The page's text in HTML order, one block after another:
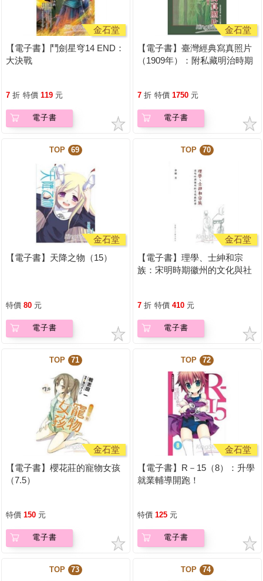
金石堂
【電子書】鬥劍星穹14 END：
大決戰
7 折 特價 119 元
電子書
金石堂
【電子書】臺灣經典寫真照片
（1909年）：附私藏明治時期
7 折 特價 1750 元
電子書
TOP 69
金石堂
【電子書】天降之物（15）
特價 80 元
電子書
TOP 70
金石堂
【電子書】理學、士紳和宗
族：宋明時期徽州的文化與社
7 折 特價 410 元
電子書
TOP 71
金石堂
【電子書】櫻花莊的寵物女孩
（7.5）
特價 150 元
電子書
TOP 72
金石堂
【電子書】R－15（8）：升學
就業輔導開跑！
特價 125 元
電子書
TOP 73 TOP 74